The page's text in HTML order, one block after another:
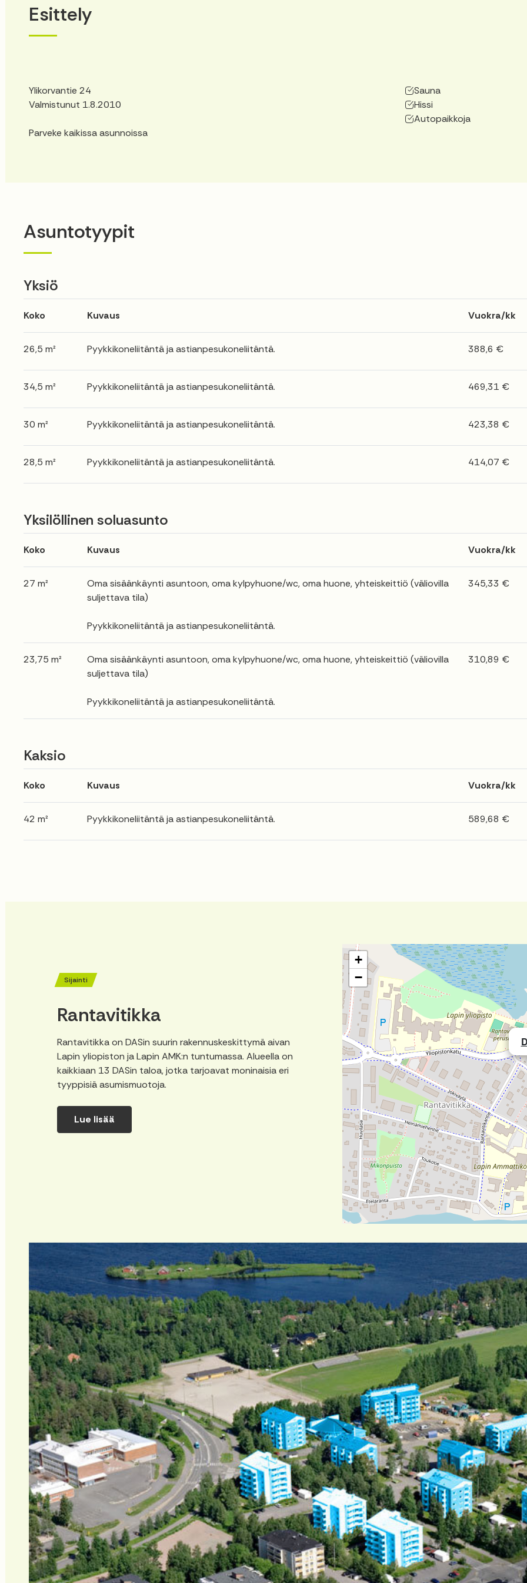
Esittely
Ylikorvantie 24
Valmistunut 1.8.2010
Parveke kaikissa asunnoissa
Sauna
Hissi
Autopaikkoja
Asuntotyypit
Yksiö
Koko Kuvaus Vuokra/kk
26,5 m² Pyykkikoneliitäntä ja astianpesukoneliitäntä. 388,6 €
34,5 m² Pyykkikoneliitäntä ja astianpesukoneliitäntä. 469,31 €
30 m² Pyykkikoneliitäntä ja astianpesukoneliitäntä. 423,38 €
28,5 m² Pyykkikoneliitäntä ja astianpesukoneliitäntä. 414,07 €
Yksilöllinen soluasunto
Koko Kuvaus Vuokra/kk
27 m²
Oma sisäänkäynti asuntoon, oma kylpyhuone/wc, oma huone, yhteiskeittiö (väliovilla
suljettava tila)
Pyykkikoneliitäntä ja astianpesukoneliitäntä.
345,33 €
23,75 m²
Oma sisäänkäynti asuntoon, oma kylpyhuone/wc, oma huone, yhteiskeittiö (väliovilla
suljettava tila)
Pyykkikoneliitäntä ja astianpesukoneliitäntä.
310,89 €
Kaksio
Koko Kuvaus Vuokra/kk
42 m² Pyykkikoneliitäntä ja astianpesukoneliitäntä. 589,68 €
Sijainti
Rantavitikka
Rantavitikka on DASin suurin rakennuskeskittymä aivan
Lapin yliopiston ja Lapin AMK:n tuntumassa. Alueella on
kaikkiaan 13 DASin taloa, jotka tarjoavat moninaisia eri
tyyppisiä asumismuotoja.
Lue lisää
+
−